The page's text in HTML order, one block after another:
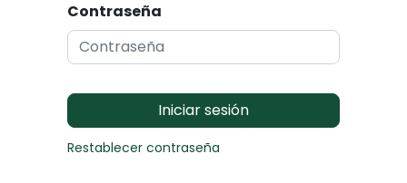
Contraseña
Iniciar sesión
Restablecer contraseña